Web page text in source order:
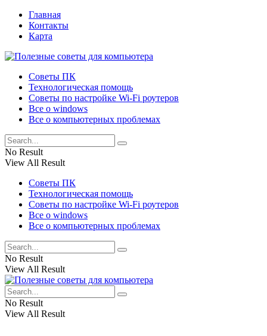
Главная
Контакты
Карта
Советы ПК
Технологическая помощь
Советы по настройке Wi-Fi роутеров
Все о windows
Все о компьютерных проблемах
No Result
View All Result
Советы ПК
Технологическая помощь
Советы по настройке Wi-Fi роутеров
Все о windows
Все о компьютерных проблемах
No Result
View All Result
No Result
View All Result